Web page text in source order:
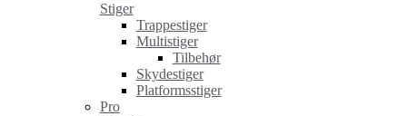
Stiger
Trappestiger
Multistiger
Tilbehør
Skydestiger
Platformsstiger
Pro